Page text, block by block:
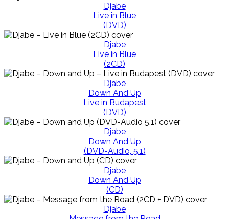
Djabe
Live in Blue
(DVD)
Djabe
Live in Blue
(2CD)
Djabe
Down And Up
Live in Budapest
(DVD)
Djabe
Down And Up
(DVD-Audio, 5.1)
Djabe
Down And Up
(CD)
Djabe